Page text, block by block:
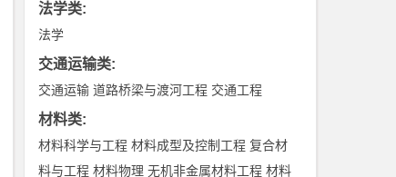
法学类:
法学
交通运输类:
交通运输 道路桥梁与渡河工程 交通工程
材料类:
材料科学与工程 材料成型及控制工程 复合材
料与工程 材料物理 无机非金属材料工程 材料